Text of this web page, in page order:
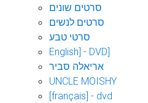
סרטים שונים
סרטים לנשים
סרטי טבע
English] - DVD]
אריאלה סביר
UNCLE MOISHY
[français] - dvd